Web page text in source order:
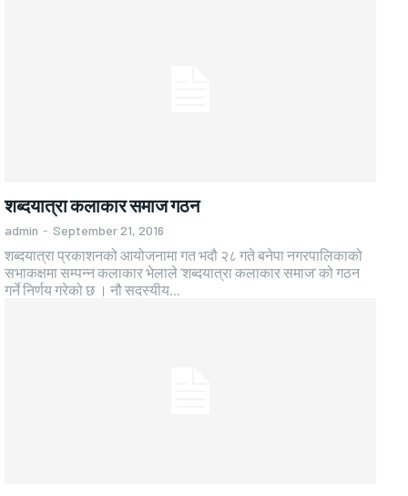
शब्दयात्रा कलाकार समाज गठन
admin - September 21, 2016
शब्दयात्रा प्रकाशनको आयोजनामा गत भदौ २८ गते बनेपा नगरपालिकाको
सभाकक्षमा सम्पन्न कलाकार भेलाले ‘शब्दयात्रा कलाकार समाज’ को गठन
गर्ने निर्णय गरेको छ । नौ सदस्यीय...